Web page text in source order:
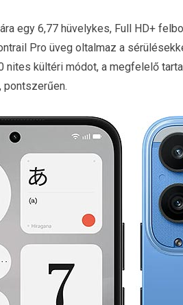
egy 6,77 hüvelykes, Full HD+
Pro üveg oltalmaz a
nites kültéri módot, a megfelelő
pontszerűen.